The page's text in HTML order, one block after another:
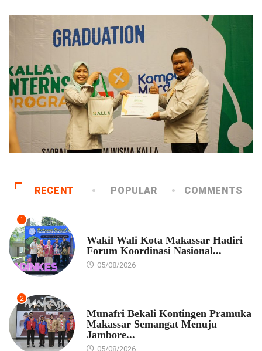
RECENT POPULAR COMMENTS
1
Wakil Wali Kota Makassar Hadiri
Forum Koordinasi Nasional...
05/08/2026
2
Munafri Bekali Kontingen Pramuka
Makassar Semangat Menuju
Jambore...
05/08/2026